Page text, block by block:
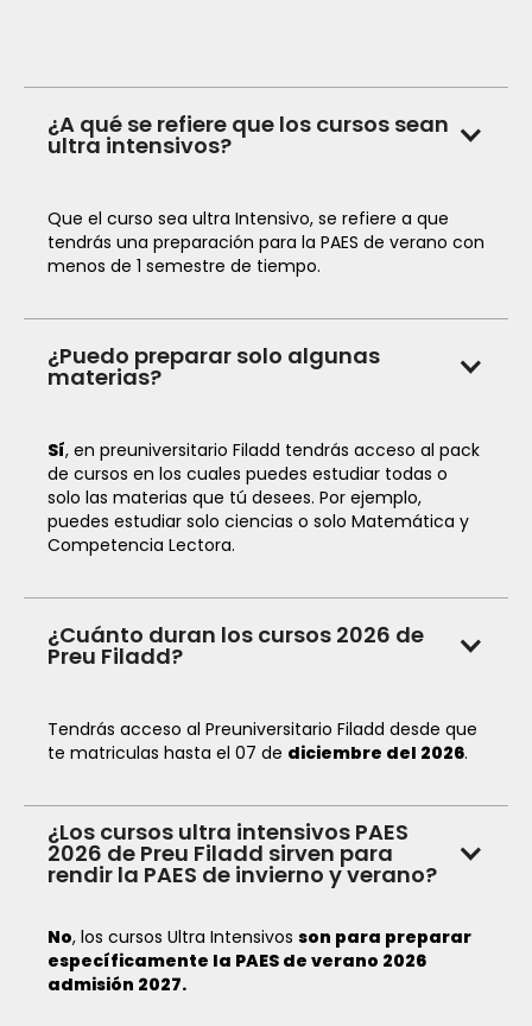
¿A qué se refiere que los cursos sean
ultra intensivos?
Que el curso sea ultra Intensivo, se refiere a que
tendrás una preparación para la PAES de verano con
menos de 1 semestre de tiempo.
¿Puedo preparar solo algunas
materias?
Sí, en preuniversitario Filadd tendrás acceso al pack
de cursos en los cuales puedes estudiar todas o
solo las materias que tú desees. Por ejemplo,
puedes estudiar solo ciencias o solo Matemática y
Competencia Lectora.
¿Cuánto duran los cursos 2026 de
Preu Filadd?
Tendrás acceso al Preuniversitario Filadd desde que
te matriculas hasta el 07 de diciembre del 2026.
¿Los cursos ultra intensivos PAES
2026 de Preu Filadd sirven para
rendir la PAES de invierno y verano?
No, los cursos Ultra Intensivos son para preparar
específicamente la PAES de verano 2026
admisión 2027.